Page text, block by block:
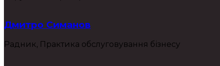
Дмитро Симанов
Радник, Практика обслуговування бізнесу